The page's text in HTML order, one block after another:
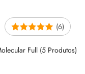
(6)